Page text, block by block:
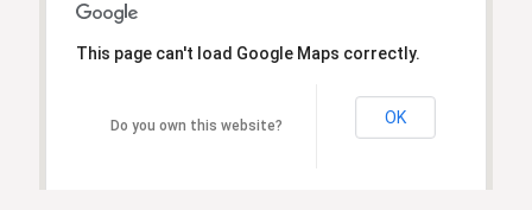
This page can't load Google Maps correctly.
Do you own this website? OK